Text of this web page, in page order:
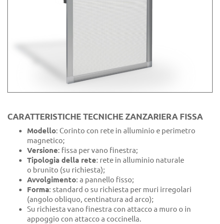
CARATTERISTICHE TECNICHE ZANZARIERA FISSA
Modello: Corinto con rete in alluminio e perimetro
magnetico;
Versione: fissa per vano finestra;
Tipologia della rete: rete in alluminio naturale
o brunito (su richiesta);
Avvolgimento: a pannello fisso;
Forma: standard o su richiesta per muri irregolari
(angolo obliquo, centinatura ad arco);
Su richiesta vano finestra con attacco a muro o in
appoggio con attacco a coccinella.